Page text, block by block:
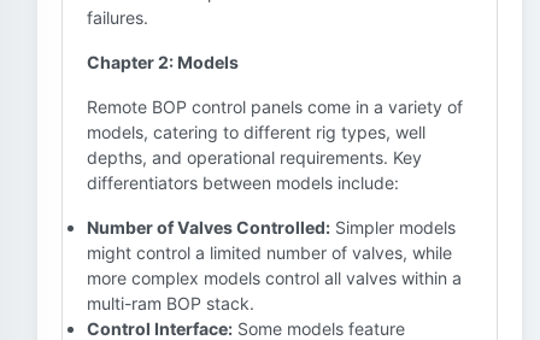
failures.
Chapter 2: Models
Remote BOP control panels come in a variety of
models, catering to different rig types, well
depths, and operational requirements. Key
differentiators between models include:
Number of Valves Controlled: Simpler models
might control a limited number of valves, while
more complex models control all valves within a
multi-ram BOP stack.
Control Interface: Some models feature